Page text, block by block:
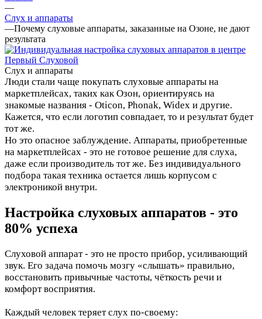
—
Слух и аппараты
—Почему слуховые аппараты, заказанные на Озоне, не дают
результата
Слух и аппараты
Люди стали чаще покупать слуховые аппараты на
маркетплейсах, таких как Озон, ориентируясь на
знакомые названия - Oticon, Phonak, Widex и другие.
Кажется, что если логотип совпадает, то и результат будет
тот же.
Но это опасное заблуждение. Аппараты, приобретенные
на маркетплейсах - это не готовое решение для слуха,
даже если производитель тот же. Без индивидуального
подбора такая техника остается лишь корпусом с
электроникой внутри.
Настройка слуховых аппаратов - это
80% успеха
Слуховой аппарат - это не просто прибор, усиливающий
звук. Его задача помочь мозгу «слышать» правильно,
восстановить привычные частоты, чёткость речи и
комфорт восприятия.
Каждый человек теряет слух по-своему: